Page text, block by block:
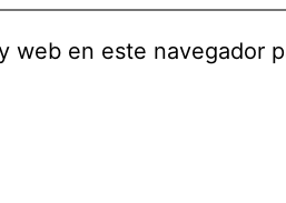
web en este navegador